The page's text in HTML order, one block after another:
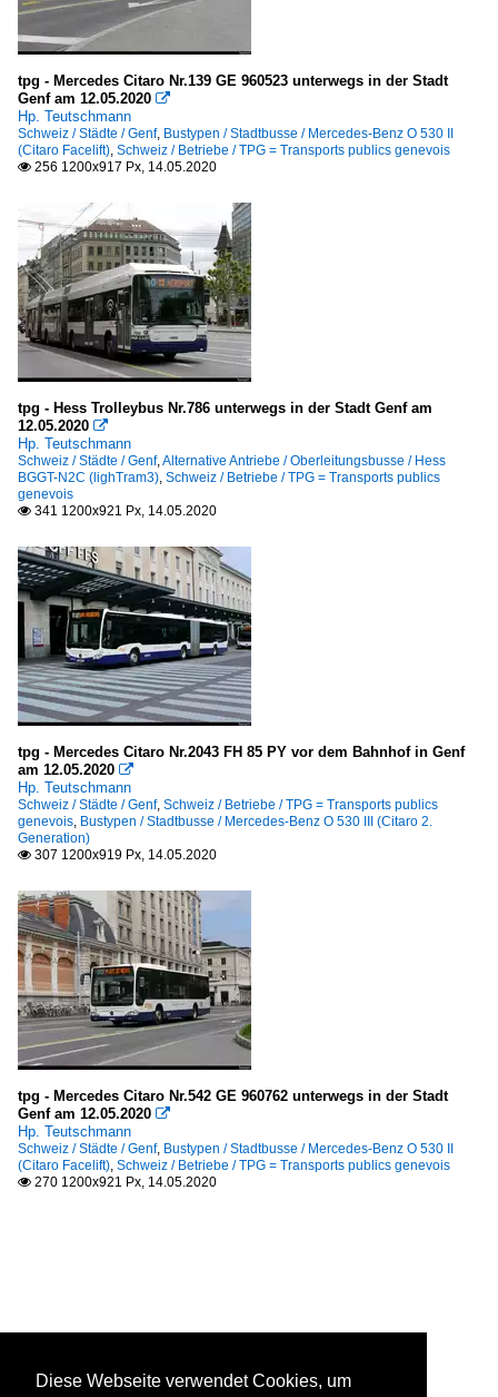
tpg - Mercedes Citaro Nr.139 GE 960523 unterwegs in der Stadt
Genf am 12.05.2020 
Hp. Teutschmann
Schweiz / Städte / Genf, Bustypen / Stadtbusse / Mercedes-Benz O 530 II
(Citaro Facelift) Schweiz / Betriebe / TPG = Transports publics genevois
 256 1200x917 Px, 14.05.2020
tpg - Hess Trolleybus Nr.786 unterwegs in der Stadt Genf am
12.05.2020 
Hp. Teutschmann
Schweiz / Städte / Genf, Alternative Antriebe / Oberleitungsbusse / Hess
BGGT-N2C (lighTram3) Schweiz / Betriebe / TPG = Transports publics
genevois
 341 1200x921 Px, 14.05.2020
tpg - Mercedes Citaro Nr.2043 FH 85 PY vor dem Bahnhof in Genf
am 12.05.2020 
Hp. Teutschmann
Schweiz / Städte / Genf, Schweiz / Betriebe / TPG = Transports publics
genevois Bustypen / Stadtbusse / Mercedes-Benz O 530 III (Citaro 2.
Generation)
 307 1200x919 Px, 14.05.2020
tpg - Mercedes Citaro Nr.542 GE 960762 unterwegs in der Stadt
Genf am 12.05.2020 
Hp. Teutschmann
Schweiz / Städte / Genf, Bustypen / Stadtbusse / Mercedes-Benz O 530 II
(Citaro Facelift) Schweiz / Betriebe / TPG = Transports publics genevois
 270 1200x921 Px, 14.05.2020
Diese Webseite verwendet Cookies, um